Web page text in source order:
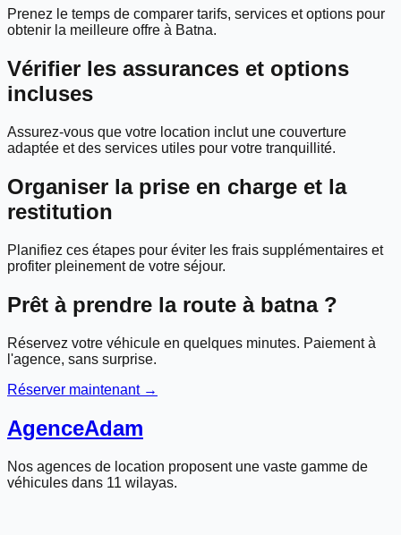
Prenez le temps de comparer tarifs, services et options pour
obtenir la meilleure offre à Batna.
Vérifier les assurances et options
incluses
Assurez-vous que votre location inclut une couverture
adaptée et des services utiles pour votre tranquillité.
Organiser la prise en charge et la
restitution
Planifiez ces étapes pour éviter les frais supplémentaires et
profiter pleinement de votre séjour.
Prêt à prendre la route à batna?
Réservez votre véhicule en quelques minutes. Paiement à
l'agence, sans surprise.
Réserver maintenant →
AgenceAdam
Nos agences de location proposent une vaste gamme de
véhicules dans 11 wilayas.